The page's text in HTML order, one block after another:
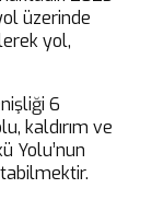
üzerinde
yol,
6
kaldırım ve
Yolu’nun